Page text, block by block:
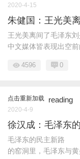
2020-4-15
朱健国：王光美
王光美离间了毛泽东
中文媒体皆表现出空前
4596 0
点击重新加载 reading
2020-4-9
徐汉成：毛泽东
毛泽东的民主新路
的窑洞里，毛泽东与黄